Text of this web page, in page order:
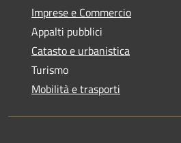
Imprese e Commercio
Appalti pubblici
Catasto e urbanistica
Turismo
Mobilità e trasporti